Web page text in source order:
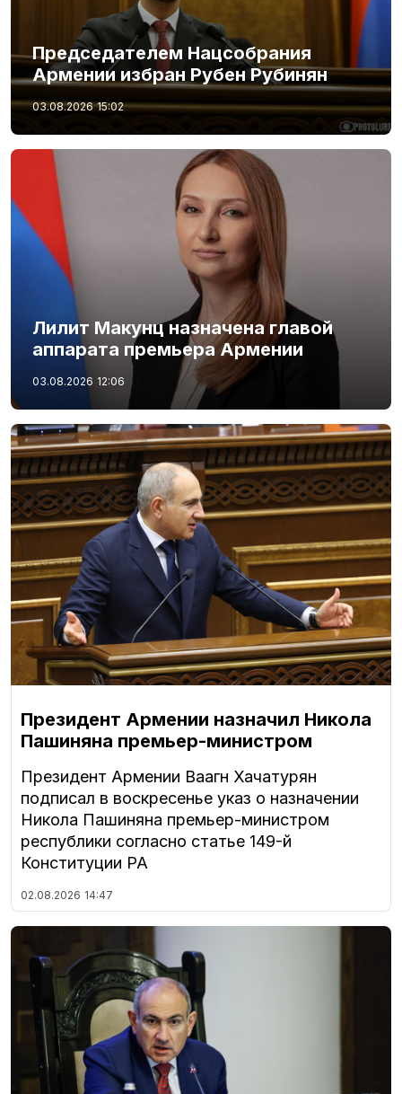
Председателем Нацсобрания
Армении избран Рубен Рубинян
03.08.2026 15:02
Лилит Макунц назначена главой
аппарата премьера Армении
03.08.2026 12:06
Президент Армении назначил Никола
Пашиняна премьер-министром
Президент Армении Ваагн Хачатурян
подписал в воскресенье указ о назначении
Никола Пашиняна премьер-министром
республики согласно статье 149-й
Конституции РА
02.08.2026 14:47